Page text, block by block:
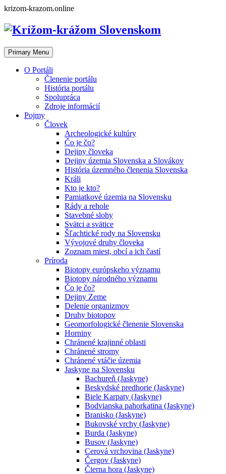
Skip
content
krizom-krazom.online
Primary Menu
O Portáli
Členenie portálu
História portálu
Spolupráca
Zdroje informácií
Pojmy
Človek
Archeologické kultúry
Čo je čo?
Dejiny človeka
Dejiny územia Slovenska a Slovákov
História územného členenia Slovenska
Králi
Kto je kto?
Pamiatkové územia na Slovensku
Rády a rehole
Stavebné slohy
Svätci a svätice
Šľachtické rody na Slovensku
Vývojové druhy človeka
Zoznam miest, obcí a ich častí
Príroda
Biotopy európskeho významu
Biotopy národného významu
Čo je čo?
Dejiny Zeme
Delenie organizmov
Druhy biotopov
Geomorfologické členenie Slovenska
Horniny
Chránené krajinné oblasti
Chránené stromy
Chránené vtáčie územia
Jaskyne na Slovensku
Bachureň (Jaskyne)
Beskydské predhorie (Jaskyne)
Biele Karpaty (Jaskyne)
Bodvianska pahorkatina (Jaskyne)
Branisko (Jaskyne)
Bukovské vrchy (Jaskyne)
Burda (Jaskyne)
Busov (Jaskyne)
Cerová vrchovina (Jaskyne)
Čergov (Jaskyne)
Čierna hora (Jaskyne)